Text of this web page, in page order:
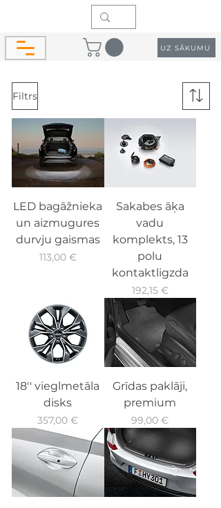
UZ SĀKUMU
Filtrs
LED bagāžnieka
un aizmugures
durvju gaismas
Cena
113,00 €
Sakabes āķa
vadu
komplekts, 13
polu
kontaktligzda
Cena
192,15 €
18'' vieglmetāla
disks
Cena
357,00 €
Grīdas paklāji,
premium
Cena
99,00 €